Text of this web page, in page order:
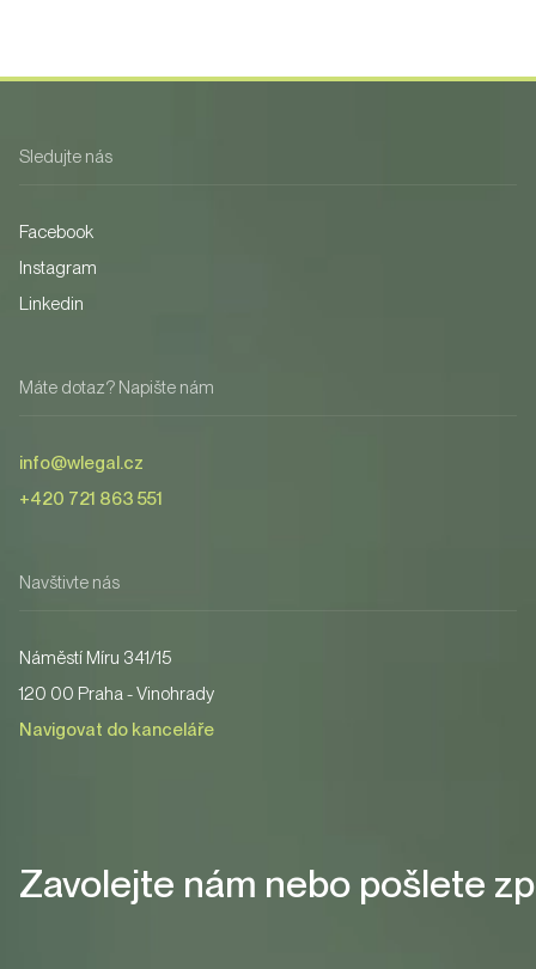
Sledujte nás
Facebook
Instagram
Linkedin
Máte dotaz? Napište nám
info@wlegal.cz
+420 721 863 551
Navštivte nás
Náměstí Míru 341/15
120 00 Praha - Vinohrady
Navigovat do kanceláře
Zavolejte nám nebo pošlete